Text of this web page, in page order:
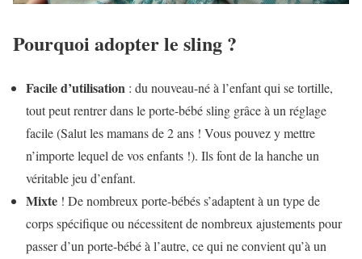
Pourquoi adopter le sling ?
Facile d’utilisation : du nouveau-né à l’enfant qui se tortille,
tout peut rentrer dans le porte-bébé sling grâce à un réglage
facile (Salut les mamans de 2 ans ! Vous pouvez y mettre
n’importe lequel de vos enfants !). Ils font de la hanche un
véritable jeu d’enfant.
Mixte ! De nombreux porte-bébés s’adaptent à un type de
corps spécifique ou nécessitent de nombreux ajustements pour
passer d’un porte-bébé à l’autre, ce qui ne convient qu’à un